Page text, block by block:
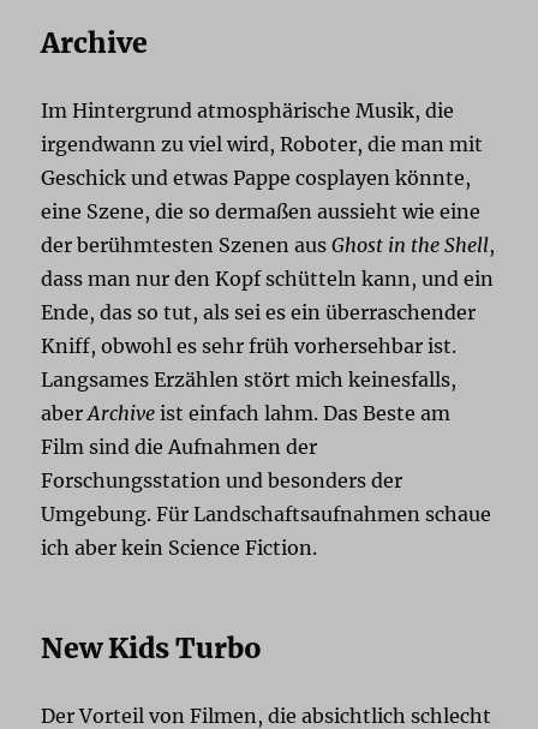
Archive
Im Hintergrund atmosphärische Musik, die
irgendwann zu viel wird, Roboter, die man mit
Geschick und etwas Pappe cosplayen könnte,
eine Szene, die so dermaßen aussieht wie eine
der berühmtesten Szenen ausGhost in the Shell,
dass man nur den Kopf schütteln kann, und ein
Ende, das so tut, als sei es ein überraschender
Kniff, obwohl es sehr früh vorhersehbar ist.
Langsames Erzählen stört mich keinesfalls,
aberArchive ist einfach lahm. Das Beste am
Film sind die Aufnahmen der
Forschungsstation und besonders der
Umgebung. Für Landschaftsaufnahmen schaue
ich aber kein Science Fiction.
New Kids Turbo
Der Vorteil von Filmen, die absichtlich schlecht